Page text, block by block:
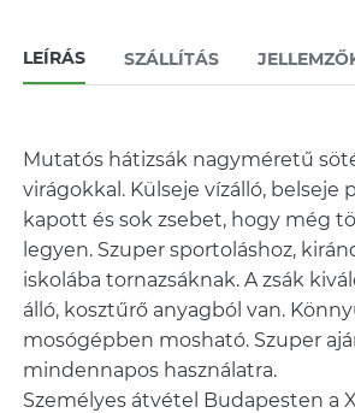
LEÍRÁS SZÁLLÍTÁS
Mutatós hátizsák nagyméretű
virágokkal. Külseje vízálló, belseje
kapott és sok zsebet, hogy még
legyen. Szuper sportoláshoz,
iskolába tornazsáknak. A zsák
álló, kosztűrő anyagból van.
mosógépben mosható. Szuper
mindennapos használatra.
Személyes átvétel Budapesten a